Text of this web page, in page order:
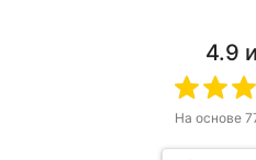
4.9
На основе